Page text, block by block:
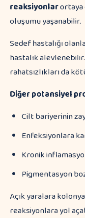
reaksiyonlarortaya
oluşumu yaşanabilir.
Sedef hastalığı
hastalık
rahatsızlıkları da
Diğer potansiyel
Cilt bariyerinin
Enfeksiyonlara
Kronik
Pigmentasyon
Açık yaralara
reaksiyonlara yol